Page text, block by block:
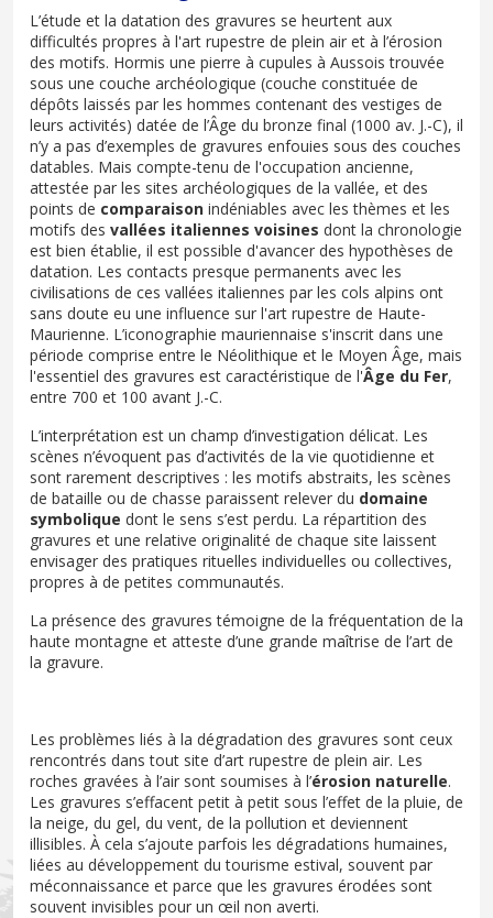
L’étude et la datation des gravures se heurtent aux
difficultés propres à l'art rupestre de plein air et à l’érosion
des motifs. Hormis une pierre à cupules à Aussois trouvée
sous une couche archéologique (couche constituée de
dépôts laissés par les hommes contenant des vestiges de
leurs activités) datée de l’Âge du bronze final (1000 av. J.-C), il
n’y a pas d’exemples de gravures enfouies sous des couches
datables. Mais compte-tenu de l'occupation ancienne,
attestée par les sites archéologiques de la vallée, et des
points de comparaison indéniables avec les thèmes et les
motifs des vallées italiennes voisines dont la chronologie
est bien établie, il est possible d'avancer des hypothèses de
datation. Les contacts presque permanents avec les
civilisations de ces vallées italiennes par les cols alpins ont
sans doute eu une influence sur l'art rupestre de Haute-
Maurienne. L’iconographie mauriennaise s'inscrit dans une
période comprise entre le Néolithique et le Moyen Âge, mais
l'essentiel des gravures est caractéristique de l'Âge du Fer,
entre 700 et 100 avant J.-C.
L’interprétation est un champ d’investigation délicat. Les
scènes n’évoquent pas d’activités de la vie quotidienne et
sont rarement descriptives : les motifs abstraits, les scènes
de bataille ou de chasse paraissent relever du domaine
symbolique dont le sens s’est perdu. La répartition des
gravures et une relative originalité de chaque site laissent
envisager des pratiques rituelles individuelles ou collectives,
propres à de petites communautés.
La présence des gravures témoigne de la fréquentation de la
haute montagne et atteste d’une grande maîtrise de l’art de
la gravure.
Les problèmes liés à la dégradation des gravures sont ceux
rencontrés dans tout site d’art rupestre de plein air. Les
roches gravées à l’air sont soumises à l’érosion naturelle.
Les gravures s’effacent petit à petit sous l’effet de la pluie, de
la neige, du gel, du vent, de la pollution et deviennent
illisibles. À cela s’ajoute parfois les dégradations humaines,
liées au développement du tourisme estival, souvent par
méconnaissance et parce que les gravures érodées sont
souvent invisibles pour un œil non averti.